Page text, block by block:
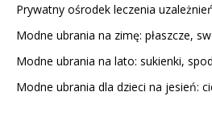
Prywatny ośrodek leczenia
Modne ubrania na zimę: płaszcze,
Modne ubrania na lato: sukienki,
Modne ubrania dla dzieci na jesień: